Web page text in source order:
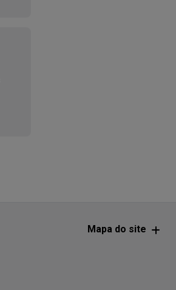
Mapa do site